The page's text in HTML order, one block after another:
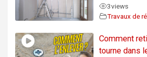
3views
Travaux de
Comment
tourne dans